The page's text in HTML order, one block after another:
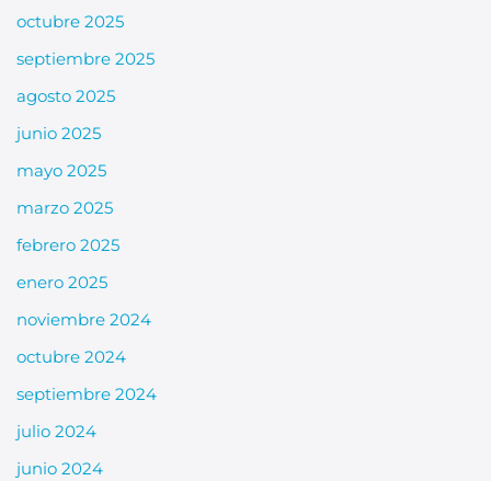
octubre 2025
septiembre 2025
agosto 2025
junio 2025
mayo 2025
marzo 2025
febrero 2025
enero 2025
noviembre 2024
octubre 2024
septiembre 2024
julio 2024
junio 2024